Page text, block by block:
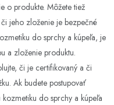
o produkte. Môžete tiež
jeho zloženie je bezpečné
do sprchy a kúpeľa, je
a zloženie produktu.
či je certifikovaný a či
Ak budete postupovať
do sprchy a kúpeľa